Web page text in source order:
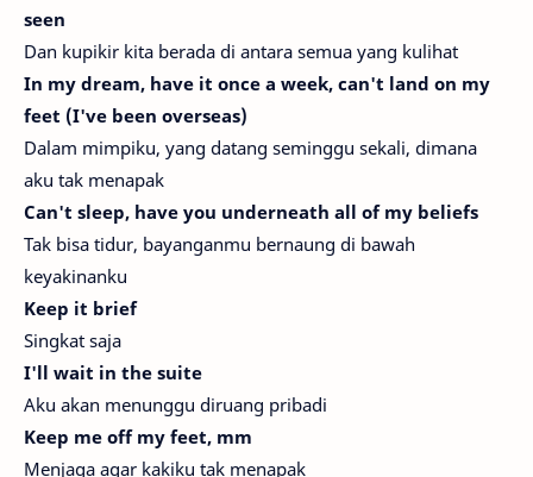
seen
Dan kupikir kita berada di antara semua yang kulihat
In my dream, have it once a week, can't land on my
feet (I've been overseas)
Dalam mimpiku, yang datang seminggu sekali, dimana
aku tak menapak
Can't sleep, have you underneath all of my beliefs
Tak bisa tidur, bayanganmu bernaung di bawah
keyakinanku
Keep it brief
Singkat saja
I'll wait in the suite
Aku akan menunggu diruang pribadi
Keep me off my feet, mm
Menjaga agar kakiku tak menapak